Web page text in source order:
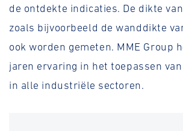
de ontdekte indicaties. De dikte
zoals bijvoorbeeld de wanddikte
ook worden gemeten. MME Group
jaren ervaring in het toepassen
in alle industriële sectoren.